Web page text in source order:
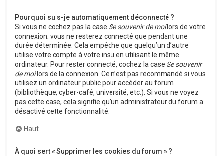
Pourquoi suis-je automatiquement déconnecté ?
Si vous ne cochez pas la case Se souvenir de moilors de votre
connexion, vous ne resterez connecté que pendant une
durée déterminée. Cela empêche que quelqu’un d’autre
utilise votre compte à votre insu en utilisant le même
ordinateur. Pour rester connecté, cochez la case Se souvenir
de moilors de la connexion. Ce n’est pas recommandé si vous
utilisez un ordinateur public pour accéder au forum
(bibliothèque, cyber-café, université, etc.). Si vous ne voyez
pas cette case, cela signifie qu’un administrateur du forum a
désactivé cette fonctionnalité.
Haut
À quoi sert « Supprimer les cookies du forum » ?